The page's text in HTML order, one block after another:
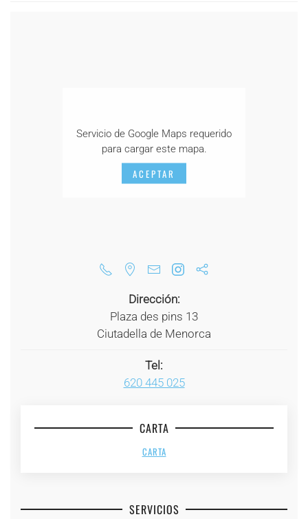
Servicio de Google Maps requerido
para cargar este mapa.
ACEPTAR
Dirección:
Plaza des pins 13
Ciutadella de Menorca
Tel:
620 445 025
CARTA
CARTA
SERVICIOS